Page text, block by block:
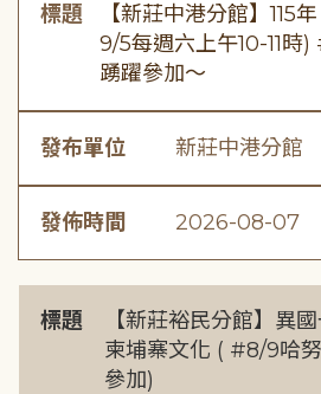
標題
【新莊中港分館】115
9/5每週六上午10-11時
踴躍參加～
發布單位 新莊中港分館
發佈時間 2026-08-07
標題
【新莊裕民分館】異
柬埔寨文化 ( #8/9哈
參加)